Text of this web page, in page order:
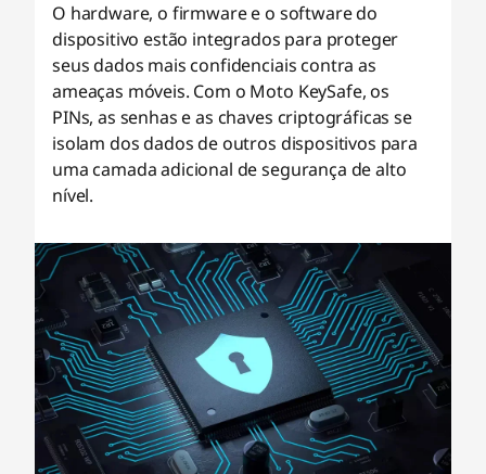
O hardware, o firmware e o software do
dispositivo estão integrados para proteger
seus dados mais confidenciais contra as
ameaças móveis. Com o Moto KeySafe, os
PINs, as senhas e as chaves criptográficas se
isolam dos dados de outros dispositivos para
uma camada adicional de segurança de alto
nível.